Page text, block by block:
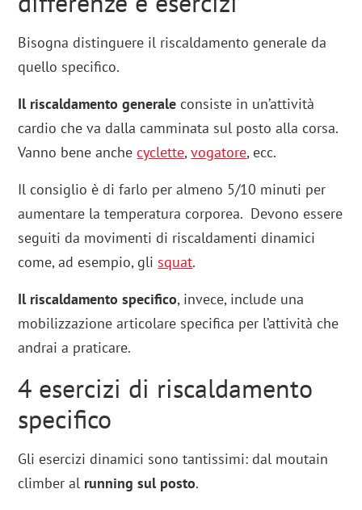
Bisogna distinguere il riscaldamento generale da
quello specifico.
Il riscaldamento generale consiste in un’attività
cardio che va dalla camminata sul posto alla corsa.
Vanno bene anchecyclette,vogatore, ecc.
Il consiglio è di farlo per almeno 5/10 minuti per
aumentare la temperatura corporea. Devono essere
seguiti da movimenti di riscaldamenti dinamici
come, ad esempio, gli squat.
Il riscaldamento specifico, invece, include una
mobilizzazione articolare specifica per l’attività che
andrai a praticare.
4 esercizi di riscaldamento
specifico
Gli esercizi dinamici sono tantissimi: dal moutain
climber al running sul posto.